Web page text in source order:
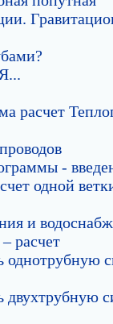
расчет
-
одной
и
расчет
однотрубную
двухтрубную